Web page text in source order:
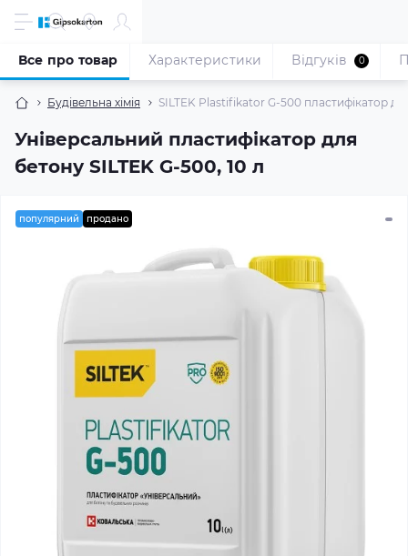
Будівельна хімія SILTEK Plastifikator G-500 пластифікатор
Універсальний пластифікатор для
бетону SILTEK G-500, 10 л
Все про товар Характеристики Відгуків 0
популярний продано